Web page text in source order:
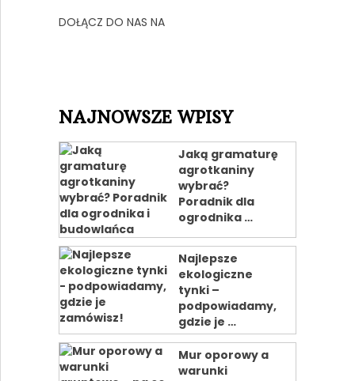
DOŁĄCZ DO NAS NA
NAJNOWSZE WPISY
Jaką gramaturę
agrotkaniny
wybrać?
Poradnik dla
ogrodnika …
Najlepsze
ekologiczne
tynki –
podpowiadamy,
gdzie je …
Mur oporowy a
warunki